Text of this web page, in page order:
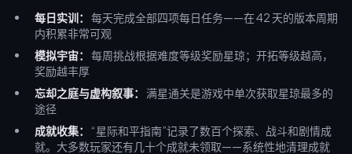
每日实训：
每天完成全部四项每日任务——在 42 天的版本周期
内积累非常可观
模拟宇宙：
每周挑战根据难度等级奖励星琼；开拓等级越高，
奖励越丰厚
忘却之庭与虚构叙事：
满星通关是游戏中单次获取星琼最多的
途径
成就收集：
“星际和平指南”记录了数百个探索、战斗和剧情成
就。大多数玩家还有几十个成就未领取——系统性地清理成就